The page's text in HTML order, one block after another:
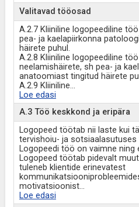
Valitavad tööosad
A.2.7 Kliiniline logopeediline
pea- ja kaelapiirkonna
häirete puhul.
A.2.8 Kliiniline logopeediline
neelamishäirete, sh pea- ja
anatoomiast tingitud häirete
A.2.9 Kliiniline...
Loe edasi
A.3 Töö keskkond ja eripära
Logopeed töötab nii laste kui
tervishoiu- ja sotsiaalasutuses
Logopeedi töö on vaimne ning
Logopeed töötab pidevalt
tuleneb klientide erinevatest
motivatsioonist...
Loe edasi